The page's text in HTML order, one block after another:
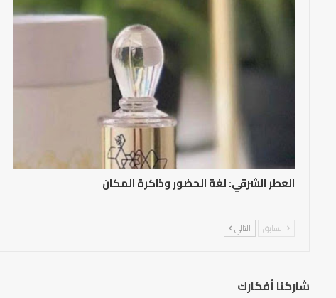
العطر الشرقي: لغة الحضور وذاكرة المكان
السابق التالي
شاركنا أفكارك